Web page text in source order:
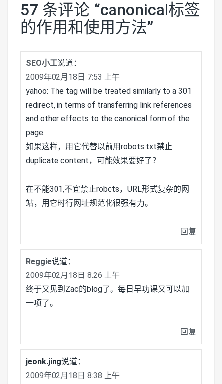
57 条评论 “canonical标签
的作用和使用方法”
SEO小工说道：
2009年02月18日 7:53 上午
yahoo: The tag will be treated similarly to a 301
redirect, in terms of transferring link references
and other effects to the canonical form of the
page.
如果这样，用它代替以前用robots.txt禁止
duplicate content，可能效果要好了？
在不能301,不宜禁止robots，URL形式复杂的网
站，用它时行网址规范化很强有力。
回复
Reggie说道：
2009年02月18日 8:26 上午
终于又见到Zac的blog了。每日早功课又可以加
一项了。
回复
jeonk.jing说道：
2009年02月18日 8:38 上午